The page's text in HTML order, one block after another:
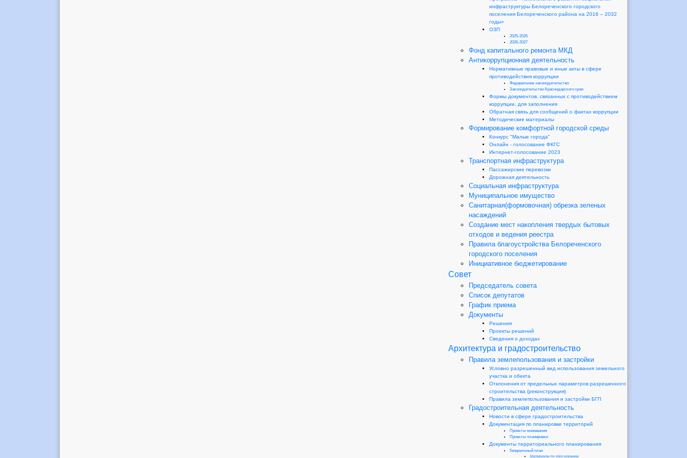
инфраструктуры Белореченского городского
поселения Белореченского района на 2016 – 2032
годы»
ОЗП
2025-2026
2026-2027
Фонд капитального ремонта МКД
Антикоррупционная деятельность
Нормативные правовые и иные акты в сфере
противодействия коррупции
Федеральное законодательство
Законодательство Краснодарского края
Формы документов, связанных с противодействием
коррупции, для заполнения
Обратная связь для сообщений о фактах коррупции
Методические материалы
Формирование комфортной городской среды
Конкурс "Малые города"
Онлайн - голосование ФКГС
Интернет-голосование 2023
Транспортная инфраструктура
Пассажирские перевозки
Дорожная деятельность
Социальная инфраструктура
Муниципальное имущество
Санитарная(формовочная) обрезка зеленых
насаждений
Создание мест накопления твердых бытовых
отходов и ведения реестра
Правила благоустройства Белореченского
городского поселения
Инициативное бюджетирование
Совет
Председатель совета
Список депутатов
График приема
Документы
Решения
Проекты решений
Сведения о доходах
Архитектура и градостроительство
Правила землепользования и застройки
Условно разрешенный вид использования земельного
участка и обекта
Отклонения от предельных параметров разрешенного
строительства (реконструкция)
Правила землепользования и застройки БГП
Градостроительная деятельность
Новости в сфере градостроительства
Документация по планировке территорий
Проекты межевания
Проекты планировки
Документы территориального планирования
Генеральный план
Материалы по обоснованию